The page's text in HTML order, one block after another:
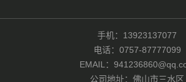
手机：13923137077
电话：0757-87777099
EMAIL：
公司地址：佛山市三水区